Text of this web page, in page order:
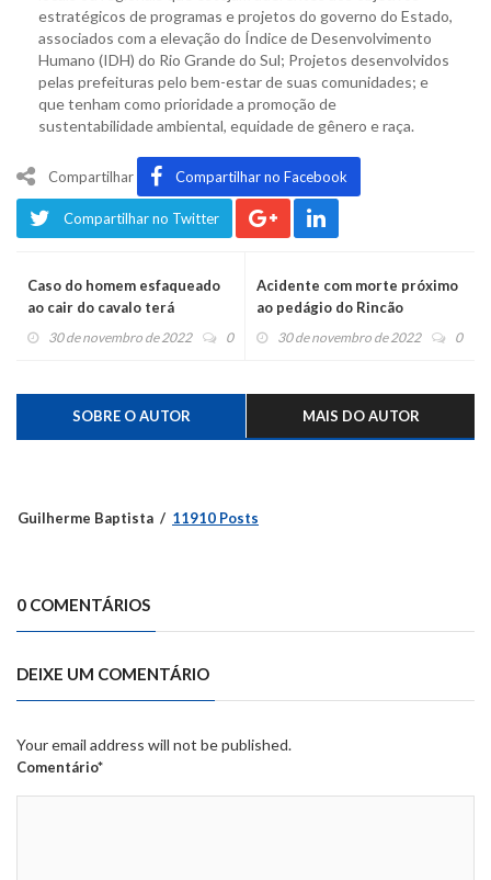
estratégicos de programas e projetos do governo do Estado,
associados com a elevação do Índice de Desenvolvimento
Humano (IDH) do Rio Grande do Sul; Projetos desenvolvidos
pelas prefeituras pelo bem-estar de suas comunidades; e
que tenham como prioridade a promoção de
sustentabilidade ambiental, equidade de gênero e raça.
Compartilhar Compartilhar no Facebook
Compartilhar no Twitter
Caso do homem esfaqueado
ao cair do cavalo terá
julgamento hoje
30 de novembro de 2022 0
Acidente com morte próximo
ao pedágio do Rincão
30 de novembro de 2022 0
SOBRE O AUTOR MAIS DO AUTOR
Guilherme Baptista 11910 Posts
0 COMENTÁRIOS
DEIXE UM COMENTÁRIO
Your email address will not be published.
Comentário*